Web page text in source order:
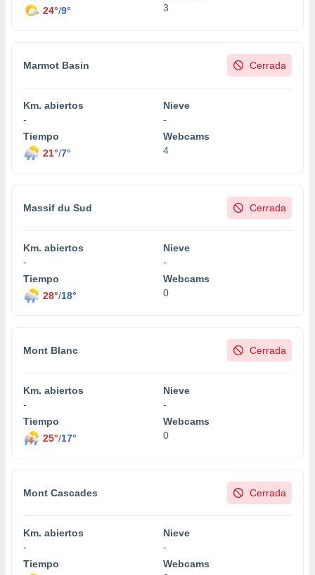
24°/9°
3
Marmot Basin Cerrada
Km. abiertos
-
Nieve
-
Tiempo
21°/7°
Webcams
4
Massif du Sud Cerrada
Km. abiertos
-
Nieve
-
Tiempo
28°/18°
Webcams
0
Mont Blanc Cerrada
Km. abiertos
-
Nieve
-
Tiempo
25°/17°
Webcams
0
Mont Cascades Cerrada
Km. abiertos
-
Nieve
-
Tiempo
Webcams